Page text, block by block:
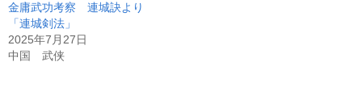
金庸武功考察 連城訣より
「連城剣法」
2025年7月27日
中国 武侠